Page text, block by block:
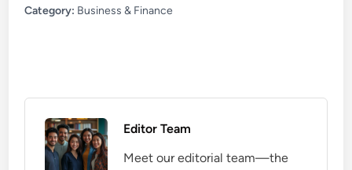
Category: Business & Finance
Editor Team
Meet our editorial team—the